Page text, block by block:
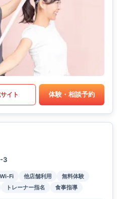
イト 体験・相談予約
3
Wi-Fi 他店舗利用
無料体験
トレーナー指名 食事指導